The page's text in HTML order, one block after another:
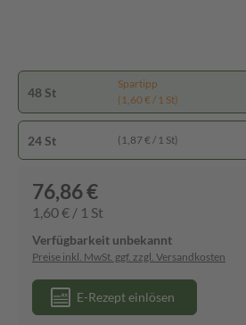
48 St
Spartipp
(1,60 € / 1 St)
24 St (1,87 € / 1 St)
76,86 €
1,60 € / 1 St
Verfügbarkeit unbekannt
Preise inkl. MwSt. ggf. zzgl. Versandkosten
E-Rezept einlösen